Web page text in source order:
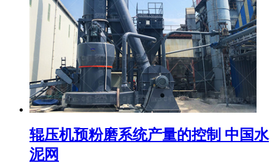
辊压机预粉磨系统产量的控制 中国水
泥网